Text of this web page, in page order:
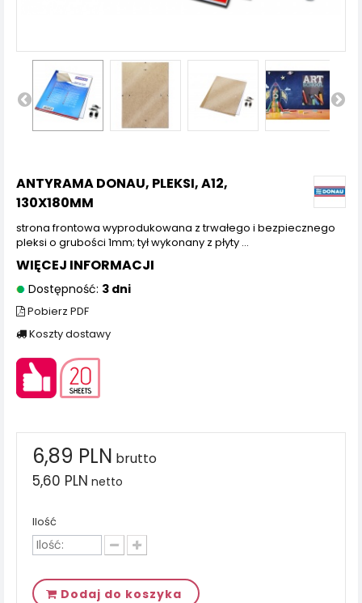
ANTYRAMA DONAU, PLEKSI, A12,
130X180MM
strona frontowa wyprodukowana z trwałego i bezpiecznego
pleksi o grubości 1mm; tył wykonany z płyty ...
WIĘCEJ INFORMACJI
Dostępność: 3 dni
Pobierz PDF
Koszty dostawy
6,89 PLN brutto
5,60 PLN netto
Ilość
Dodaj do koszyka